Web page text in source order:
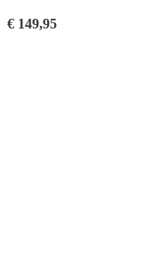
€ 149,95